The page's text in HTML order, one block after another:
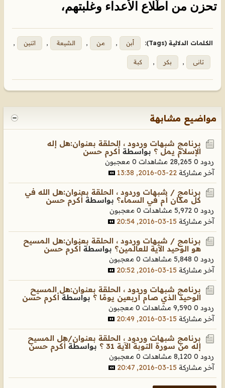
تحزن من اطّلاع الأعداء وغلبتهم،
الكلمات الدلالية (Tags): أبن , من , الشيعة , اتنين ,
تانى , بكر , كبة
مواضيع مشابهة
برنامج شبهات وردود ، الحلقة بعنوان:هل إله
الإسلام يمل ؟ بواسطة أكرم حسن
ردود 0 28,265 مشاهدات
0 معجبون
آخر مشاركة 22-03-2016, 13:38
برنامج / شبهات وردود ، الحلقة بعنوان:هل الله في
كل مكان أم في السماء؟ بواسطة أكرم حسن
ردود 0 5,972 مشاهدات
0 معجبون
آخر مشاركة 15-03-2016, 20:54
برنامج / شبهات وردود ، الحلقة بعنوان:هل المسيح
هو الوحيد الآية للعالمين؟ بواسطة أكرم حسن
ردود 0 5,848 مشاهدات
0 معجبون
آخر مشاركة 15-03-2016, 20:52
برنامج شبهات وردود ، الحلقة بعنوان:هل المسيح
الوحيد الذي صام أربعين يومًا ؟ بواسطة أكرم حسن
ردود 0 9,590 مشاهدات
0 معجبون
آخر مشاركة 15-03-2016, 20:49
برنامج شبهات وردود ، الحلقة بعنوان/هل المسيح
إله من سورة التوبة الآية 31 ؟
بواسطة أكرم حسن
ردود 0 8,120 مشاهدات
0 معجبون
آخر مشاركة 15-03-2016, 20:47